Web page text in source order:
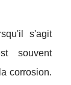
s'agit
souvent
corrosion.